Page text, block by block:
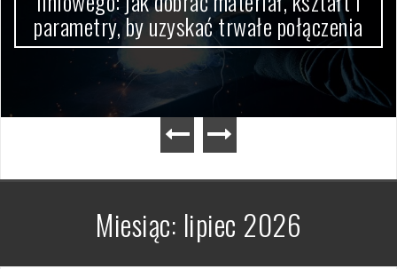
parametry, by uzyskać trwałe połączenia
Miesiąc: lipiec 2026